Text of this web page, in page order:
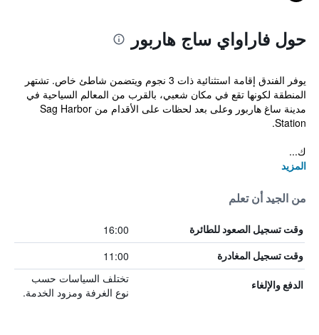
حول فاراواي ساج هاربور
يوفر الفندق إقامة استثنائية ذات 3 نجوم ويتضمن شاطئ خاص. تشتهر
المنطقة لكونها تقع في مكان شعبي، بالقرب من المعالم السياحية في
مدينة ساغ هاربور وعلى بعد لحظات على الأقدام من Sag Harbor
Station.
ك...
المزيد
من الجيد أن تعلم
وقت تسجيل الصعود للطائرة 16:00
وقت تسجيل المغادرة 11:00
الدفع والإلغاء
تختلف السياسات حسب
نوع الغرفة ومزود الخدمة.